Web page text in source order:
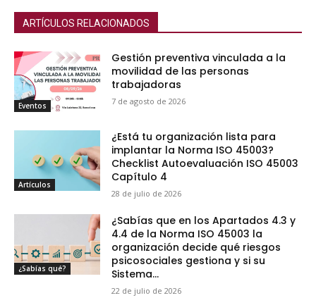
ARTÍCULOS RELACIONADOS
Eventos
Gestión preventiva vinculada a la
movilidad de las personas
trabajadoras
7 de agosto de 2026
Artículos
¿Está tu organización lista para
implantar la Norma ISO 45003?
Checklist Autoevaluación ISO 45003
Capítulo 4
28 de julio de 2026
¿Sabías qué?
¿Sabías que en los Apartados 4.3 y
4.4 de la Norma ISO 45003 la
organización decide qué riesgos
psicosociales gestiona y si su
Sistema...
22 de julio de 2026